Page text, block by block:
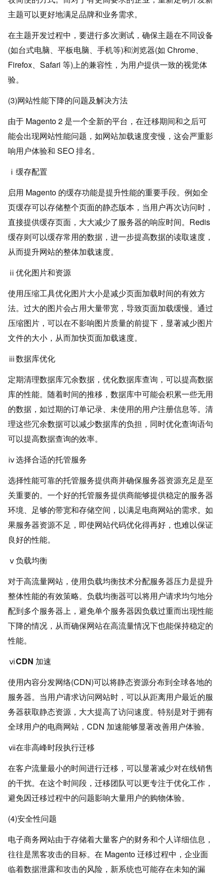
主题可以更好地满足品牌和业务需求。
在主题开发过程中，要进行多次测试，确保主题在不同设备
(如台式电脑、平板电脑、手机等)和浏览器(如 Chrome、
Firefox、Safari 等)上的兼容性，为用户提供一致的视觉体
验。
(3)网站性能下降的问题及解决方法
由于 Magento 2 是一个全新的平台，在迁移期间和之后可
能会出现网站性能问题，如网站加载速度变慢，这会严重影
响用户体验和 SEO 排名。
ⅰ缓存配置
启用 Magento 的缓存功能是提升性能的重要手段。例如全
页缓存可以存储整个页面的静态版本，当用户再次访问时，
直接提供缓存页面，大大减少了服务器的响应时间。Redis
缓存则可以缓存常用的数据，进一步提高数据的读取速度，
从而提升网站的整体加载速度。
ⅱ优化图片和资源
使用压缩工具优化图片大小是减少页面加载时间的有效方
法。过大的图片会占用大量带宽，导致页面加载缓慢。通过
压缩图片，可以在不影响图片质量的前提下，显著减少图片
文件的大小，从而加快页面加载速度。
ⅲ数据库优化
定期清理数据库冗余数据，优化数据库查询，可以提高数据
库的性能。随着时间的推移，数据库中可能会积累一些无用
的数据，如过期的订单记录、未使用的用户注册信息等。清
理这些冗余数据可以减少数据库的负担，同时优化查询语句
可以提高数据查询的效率。
ⅳ选择合适的托管服务
选择性能可靠的托管服务提供商并确保服务器资源充足是至
关重要的。一个好的托管服务提供商能够提供稳定的服务器
环境、足够的带宽和存储空间，以满足电商网站的需求。如
果服务器资源不足，即使网站代码优化得再好，也难以保证
良好的性能。
ⅴ负载均衡
对于高流量网站，使用负载均衡技术分配服务器压力是提升
整体性能的有效策略。负载均衡器可以将用户请求均匀地分
配到多个服务器上，避免单个服务器因负载过重而出现性能
下降的情况，从而确保网站在高流量情况下也能保持稳定的
性能。
ⅵCDN 加速
使用内容分发网络(CDN)可以将静态资源分布到全球各地的
服务器。当用户请求访问网站时，可以从距离用户最近的服
务器获取静态资源，大大提高了访问速度。特别是对于拥有
全球用户的电商网站，CDN 加速能够显著改善用户体验。
ⅶ在非高峰时段执行迁移
在客户流量最小的时间进行迁移，可以显著减少对在线销售
的干扰。在这个时间段，迁移团队可以更专注于优化工作，
避免因迁移过程中的问题影响大量用户的购物体验。
(4)安全性问题
电子商务网站由于存储着大量客户的财务和个人详细信息，
往往是黑客攻击的目标。在 Magento 迁移过程中，企业面
临着数据泄露和攻击的风险，新系统也可能存在未知的漏